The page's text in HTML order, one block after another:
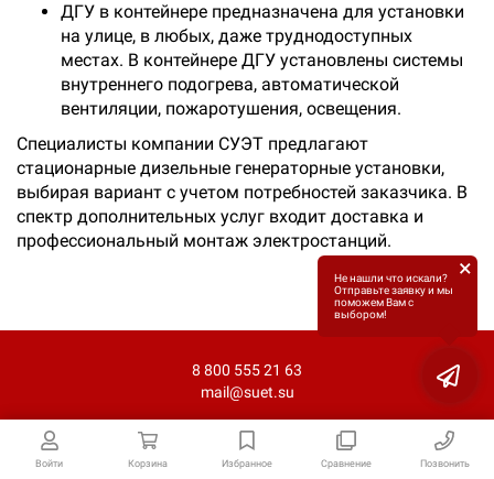
Войти Корзина Избранное Сравнение Позвонить
ДГУ в контейнере предназначена для установки
на улице, в любых, даже труднодоступных
местах. В контейнере ДГУ установлены системы
внутреннего подогрева, автоматической
вентиляции, пожаротушения, освещения.
Специалисты компании СУЭТ предлагают
стационарные дизельные генераторные установки,
выбирая вариант с учетом потребностей заказчика. В
спектр дополнительных услуг входит доставка и
профессиональный монтаж электростанций.
8 800 555 21 63
mail@suet.su
Не нашли что искали?
Отправьте заявку и мы
поможем Вам с
выбором!
×